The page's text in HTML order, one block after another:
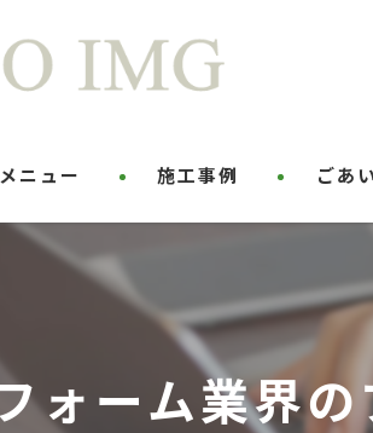
メニュー 施工事例 ごあ
フォーム業界